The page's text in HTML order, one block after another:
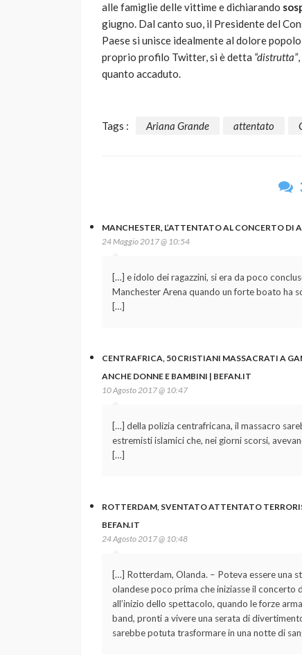
alle famiglie delle vittime e dichiarando
giugno. Dal canto suo, il Presidente del
Paese si unisce idealmente al dolore
proprio profilo Twitter, si è detta “distrutta”,
quanto accaduto.
Tags : Ariana Grande attentato
MANCHESTER, L’ATTENTATO AL CONCERTO DI
24 Maggio 2017 @ 10:54
[…] e idolo dei ragazzini, si era da poco
Manchester Arena quando un forte boato ha
[…]
CENTRAFRICA, 50 CRISTIANI MASSACRATI A
ANCHE DONNE E BAMBINI | BEFAN.IT
10 Agosto 2017 @ 10:47
[…] della polizia centrafricana, il massacro
estremisti islamici che, nei giorni scorsi,
[…]
ROTTERDAM, SVENTATO ATTENTATO
BEFAN.IT
24 Agosto 2017 @ 10:48
[…] Rotterdam, Olanda. – Poteva essere una
olandese poco prima che iniziasse il concerto
all’inizio dello spettacolo, quando le forze
band, pronti a vivere una serata di
sarebbe potuta trasformare in una notte di